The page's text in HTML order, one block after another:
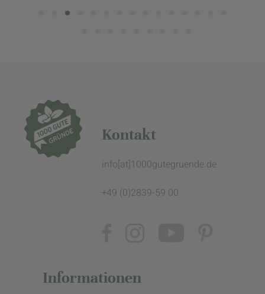
Kontakt
info[at]1000gutegruende.de
+49 (0)2839-59 00
Informationen